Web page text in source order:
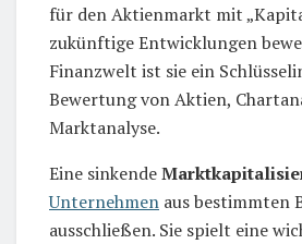
für den Aktienmarkt mit
zukünftige Entwicklungen
Finanzwelt ist sie ein
Bewertung von Aktien,
Marktanalyse.
Eine sinkende
Unternehmen aus bestimmten
ausschließen. Sie spielt eine